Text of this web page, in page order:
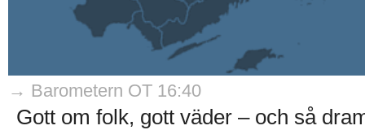
→ Barometern OT 16:40
Gott om folk, gott väder – och så